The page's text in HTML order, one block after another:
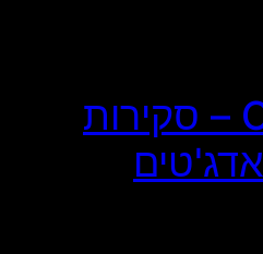
CopterDeal – סקירות